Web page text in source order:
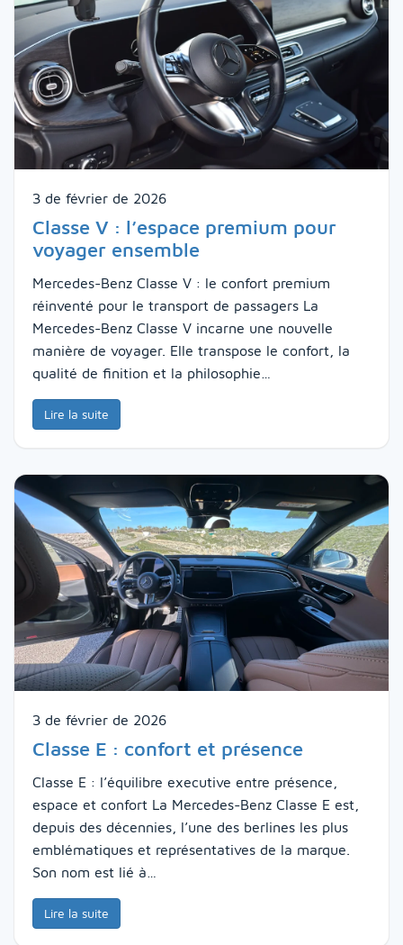
3 de février de 2026
Classe V : l’espace premium pour
voyager ensemble
Mercedes-Benz Classe V : le confort premium
réinventé pour le transport de passagers La
Mercedes-Benz Classe V incarne une nouvelle
manière de voyager. Elle transpose le confort, la
qualité de finition et la philosophie…
Lire la suite
3 de février de 2026
Classe E : confort et présence
Classe E : l’équilibre executive entre présence,
espace et confort La Mercedes-Benz Classe E est,
depuis des décennies, l’une des berlines les plus
emblématiques et représentatives de la marque.
Son nom est lié à…
Lire la suite